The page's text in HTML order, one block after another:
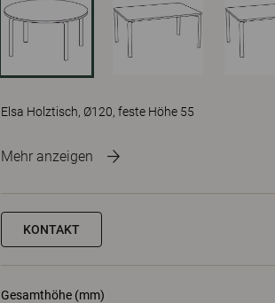
Elsa Holztisch, Ø120, feste Höhe 55
Mehr anzeigen
KONTAKT
Gesamthöhe (mm)